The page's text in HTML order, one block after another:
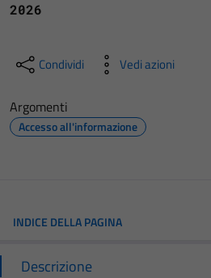
2026
Condividi Vedi azioni
Argomenti
Accesso all'informazione
INDICE DELLA PAGINA
Descrizione